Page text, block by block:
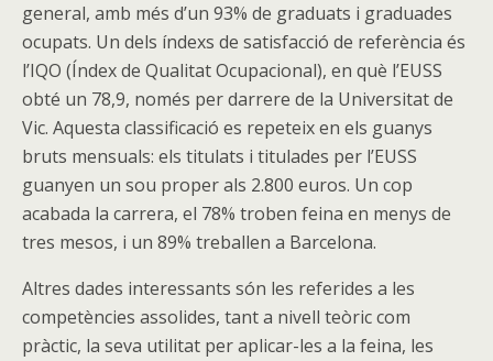
general, amb més d’un 93% de graduats i graduades
ocupats. Un dels índexs de satisfacció de referència és
l’IQO (Índex de Qualitat Ocupacional), en què l’EUSS
obté un 78,9, només per darrere de la Universitat de
Vic. Aquesta classificació es repeteix en els guanys
bruts mensuals: els titulats i titulades per l’EUSS
guanyen un sou proper als 2.800 euros. Un cop
acabada la carrera, el 78% troben feina en menys de
tres mesos, i un 89% treballen a Barcelona.
Altres dades interessants són les referides a les
competències assolides, tant a nivell teòric com
pràctic, la seva utilitat per aplicar-les a la feina, les